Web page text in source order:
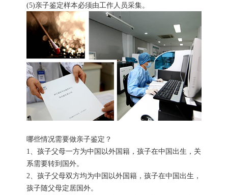
(5)亲子鉴定样本必须由工作人员采集。
哪些情况需要做亲子鉴定？
1、孩子父母一方为中国以外国籍，孩子在中国出生，关
系需要转到国外。
2、孩子父母双方均为中国以外国籍，孩子在中国出生，
孩子随父母定居国外。